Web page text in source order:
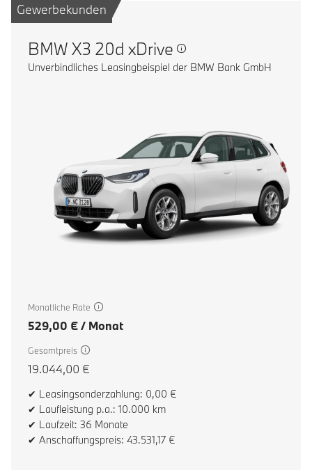
Gewerbekunden
BMW X3 20d xDrive
Unverbindliches Leasingbeispiel der BMW Bank GmbH
Monatliche Rate
529,00 € / Monat
Gesamtpreis
19.044,00 €
✔ Leasingsonderzahlung: 0,00 €
✔ Laufleistung p.a.: 10.000 km
✔ Laufzeit: 36 Monate
✔ Anschaffungspreis: 43.531,17 €